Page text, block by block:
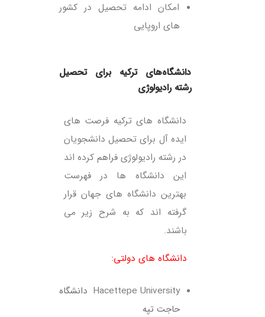
امکان ادامه تحصیل در کشور
های اروپایی
رشته رادیولوژی
دانشگاه های ترکیه فرصت های
ایده آل برای تحصیل دانشجویان
در رشته رادیولوژی فراهم کرده اند
این دانشگاه ها در فهرست
بهترین دانشگاه های جهان قرار
گرفته اند که به شرح زیر می
باشند.
دانشگاه های دولتی:
Hacettepe University دانشگاه
حاجت تپه